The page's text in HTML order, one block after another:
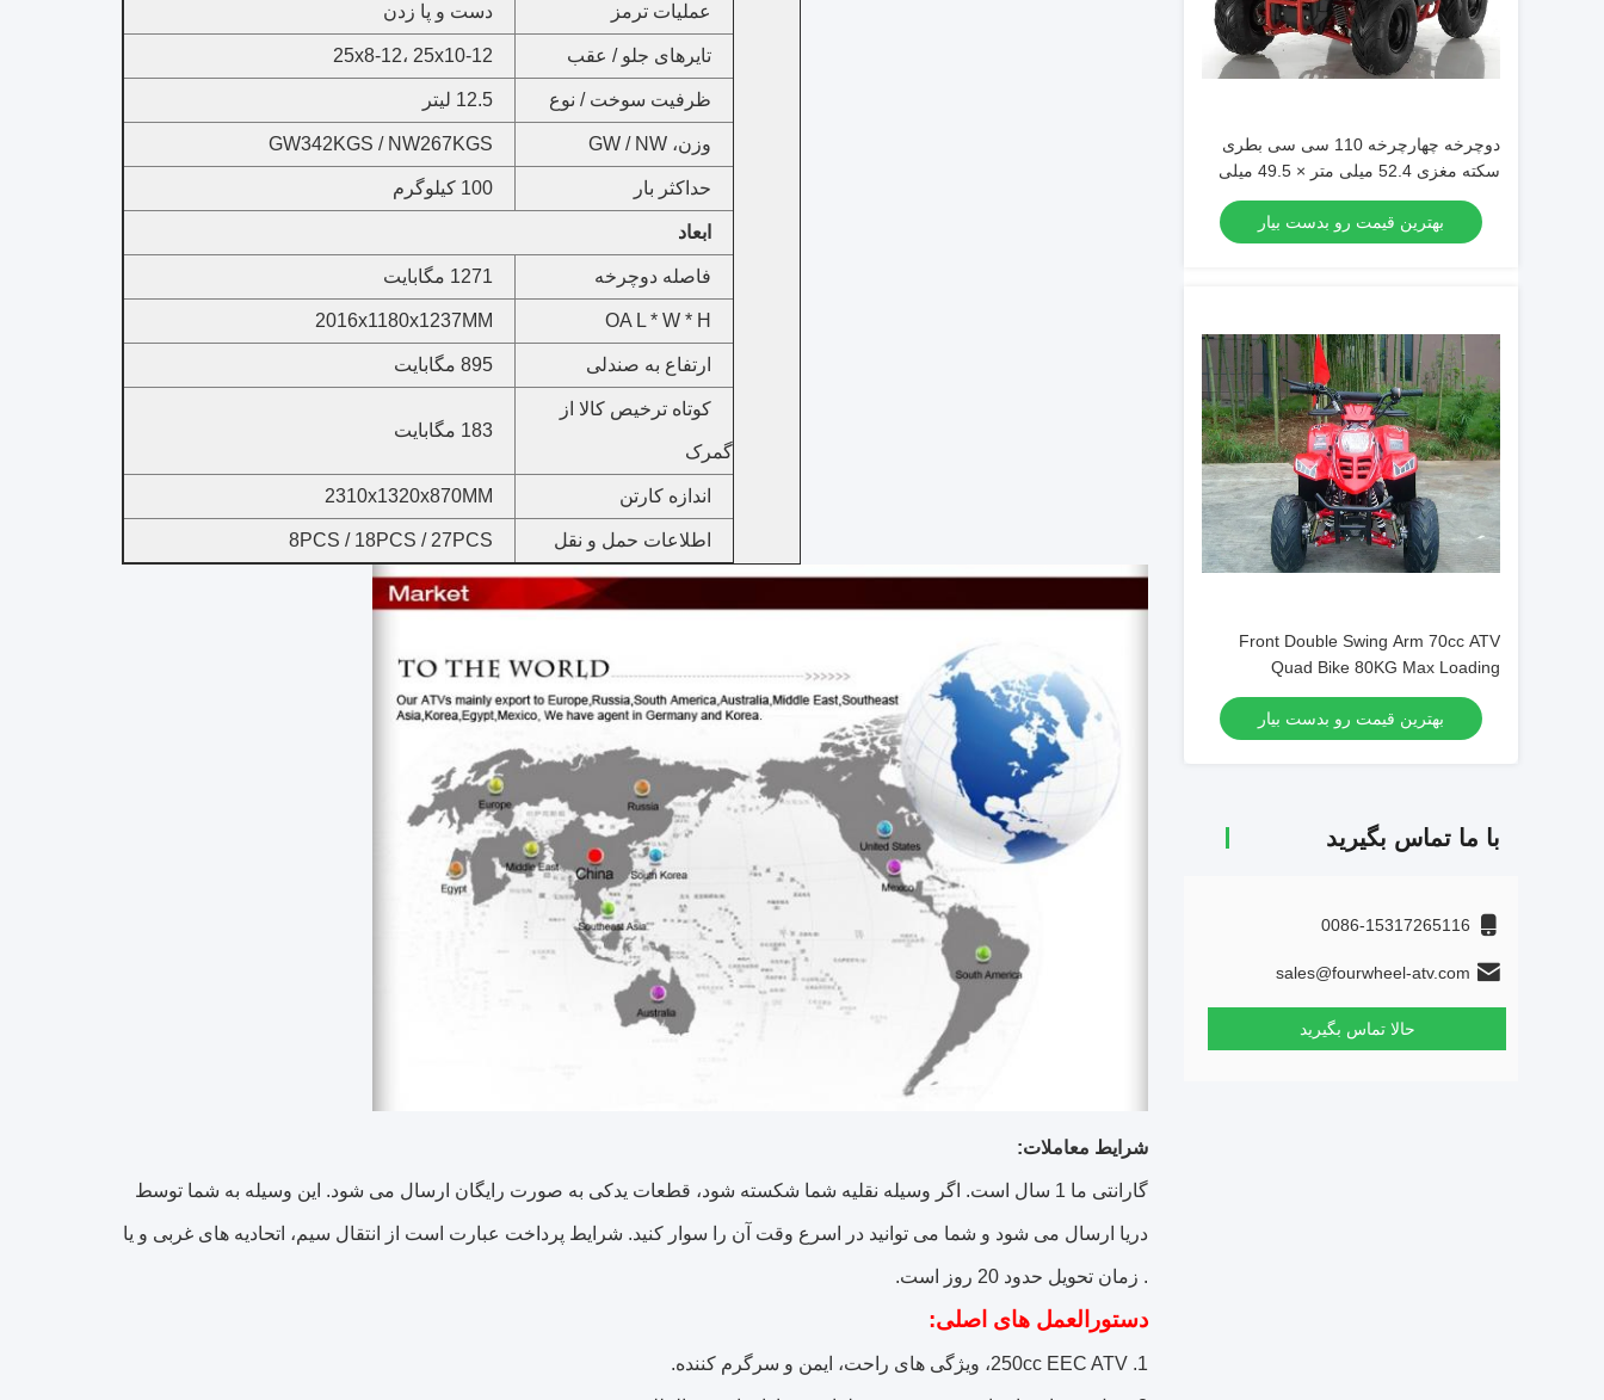
دوچرخه چهارچرخه 110 سی سی بطری
سکته مغزی 52.4 میلی متر × 49.5 میلی
بهترین قیمت رو بدست بیار
Front Double Swing Arm 70cc ATV
Quad Bike 80KG Max Loading
Performance High
بهترین قیمت رو بدست بیار
با ما تماس بگیرید
0086-15317265116
sales@fourwheel-atv.com
حالا تماس بگیرید
عملیات ترمز دست و پا زدن
تایرهای جلو / عقب 25x8-12، 25x10-12
ظرفیت سوخت / نوع 12.5 لیتر
وزن، GW / NW GW342KGS / NW267KGS
حداکثر بار 100 کیلوگرم
ابعاد
فاصله دوچرخه 1271 مگابایت
OA L * W * H
2016x1180x1237MM
ارتفاع به صندلی 895 مگابایت
کوتاه ترخیص کالا از
گمرک
183 مگابایت
اندازه کارتن 2310x1320x870MM
اطلاعات حمل و نقل 8PCS / 18PCS / 27PCS
شرایط معاملات:
گارانتی ما 1 سال است. اگر وسیله نقلیه شما شکسته شود، قطعات یدکی به صورت رایگان ارسال می شود. این وسیله به شما توسط
دریا ارسال می شود و شما می توانید در اسرع وقت آن را سوار کنید. شرایط پرداخت عبارت است از انتقال سیم، اتحادیه های غربی و یا
. زمان تحویل حدود 20 روز است.
دستورالعمل های اصلی:
1. 250cc EEC ATV، ویژگی های راحت، ایمن و سرگرم کننده.